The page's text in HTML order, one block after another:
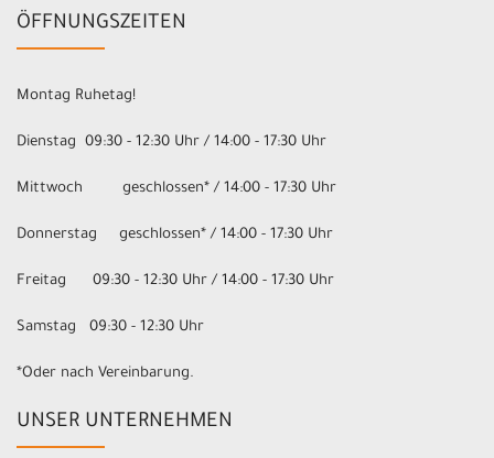
ÖFFNUNGSZEITEN
Montag Ruhetag!
Dienstag 09:30 - 12:30 Uhr / 14:00 - 17:30 Uhr
Mittwoch geschlossen* / 14:00 - 17:30 Uhr
Donnerstag geschlossen* / 14:00 - 17:30 Uhr
Freitag 09:30 - 12:30 Uhr / 14:00 - 17:30 Uhr
Samstag 09:30 - 12:30 Uhr
*Oder nach Vereinbarung.
UNSER UNTERNEHMEN